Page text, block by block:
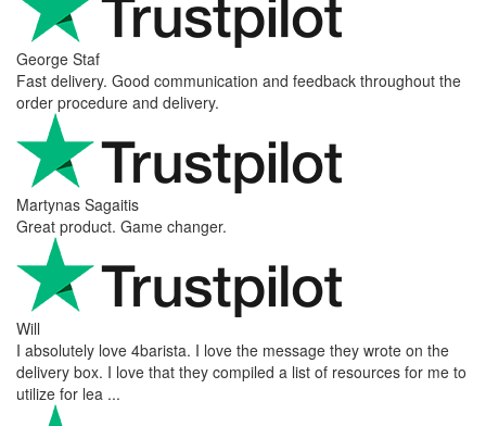
George Staf
Fast delivery. Good communication and feedback throughout the
order procedure and delivery.
Martynas Sagaitis
Great product. Game changer.
Will
I absolutely love 4barista. I love the message they wrote on the
delivery box. I love that they compiled a list of resources for me to
utilize for lea ...